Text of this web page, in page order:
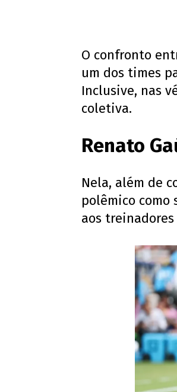
O confronto
um dos times
Inclusive, nas
coletiva.
Renato
Nela, além de
polêmico como
aos